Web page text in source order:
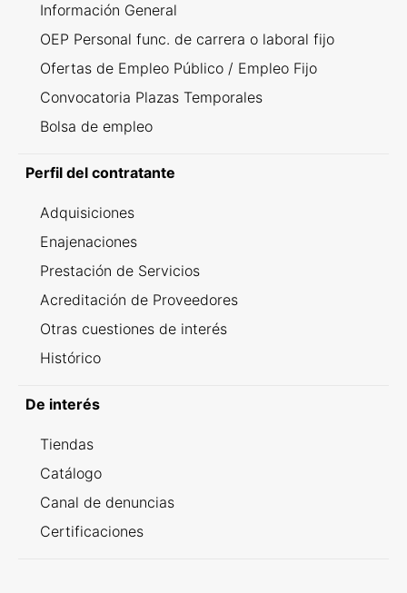
Información General
OEP Personal func. de carrera o laboral fijo
Ofertas de Empleo Público / Empleo Fijo
Convocatoria Plazas Temporales
Bolsa de empleo
Perfil del contratante
Adquisiciones
Enajenaciones
Prestación de Servicios
Acreditación de Proveedores
Otras cuestiones de interés
Histórico
De interés
Tiendas
Catálogo
Canal de denuncias
Certificaciones